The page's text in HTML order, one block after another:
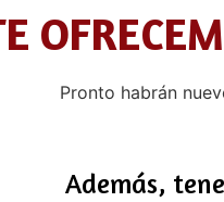
Pronto habrán
Además,